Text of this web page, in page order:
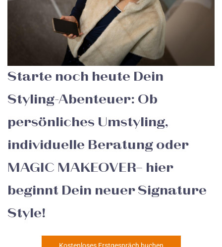
Starte noch heute Dein
Styling-Abenteuer: Ob
persönliches Umstyling,
individuelle Beratung oder
MAGIC MAKEOVER– hier
beginnt Dein neuer Signature
Style!